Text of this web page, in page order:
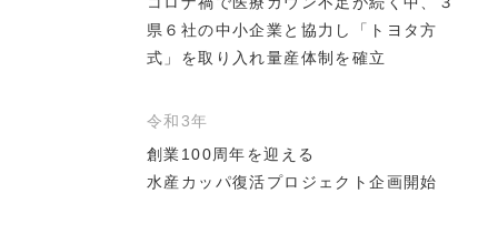
県６社の中小企業と協力し「トヨタ方
式」を取り入れ量産体制を確立
令和3年
創業100周年を迎える
水産カッパ復活プロジェクト企画開始